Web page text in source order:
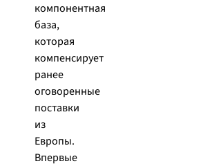
компонентная
база,
которая
компенсирует
ранее
оговоренные
поставки
из
Европы.
Впервые